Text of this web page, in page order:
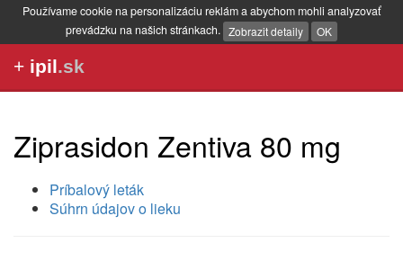
Používame cookie na personalizáciu reklám a abychom mohli analyzovať
prevádzku na našich stránkach. Zobrazit detaily OK
+ ipil.sk
Ziprasidon Zentiva 80 mg
Príbalový leták
Súhrn údajov o lieku